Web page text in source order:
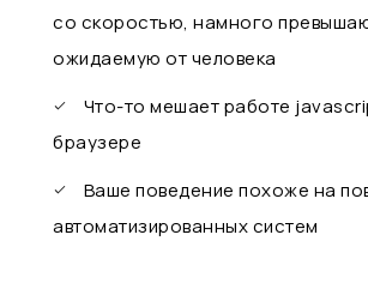
со скоростью, намного
ожидаемую от человека
Что-то мешает работе
браузере
Ваше поведение похоже на
автоматизированных систем